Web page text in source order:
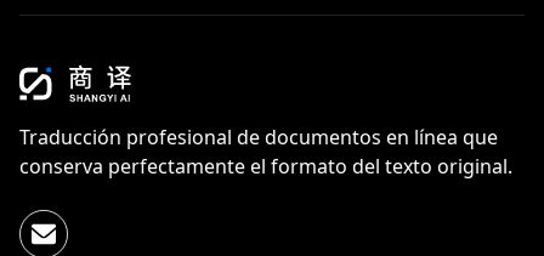
Traducción profesional de documentos en línea que
conserva perfectamente el formato del texto original.